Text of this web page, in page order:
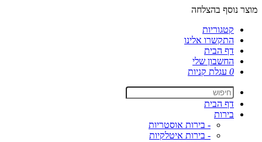
מוצר נוסף בהצלחה
קטגוריות
התקשרו אלינו
דף הבית
החשבון שלי
0 עגלת קניות
דף הבית
בירות
- בירות אוסטריות
- בירות איטלקיות